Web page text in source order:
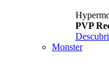
PVP
Monster